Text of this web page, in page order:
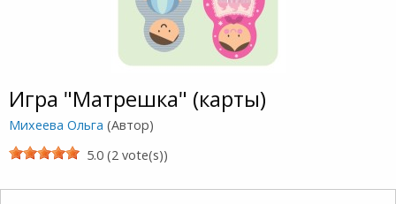
Игра "Матрешка" (карты)
Михеева Ольга (Автор)
5.0 (2 vote(s))